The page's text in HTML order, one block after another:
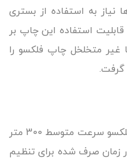
نیاز به استفاده از بستری
استفاده این چاپ بر
غیر متخلخل چاپ فلکسو را
گرفت.
پرس بکار رفته در دستگاه چاپ فلکسو سرعت متوسط 300 متر
زمان صرف شده برای تنظیم